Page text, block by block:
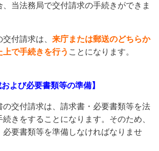
、当法務局で交付請求の手続きができま
付請求は、 来庁または郵送のどちらか
で手続きを行う ことになります。
よび必要書類等の準備】
の交付請求は、請求書・必要書類等を法
きをすることになります。そのため、
必要書類等を準備しなければなりませ